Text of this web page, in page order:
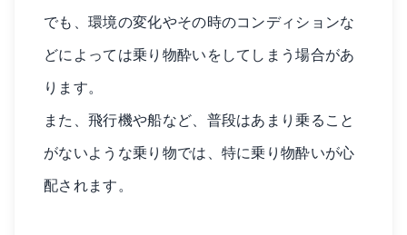
でも、環境の変化やその時のコンディションな
どによっては乗り物酔いをしてしまう場合があ
ります。
また、飛行機や船など、普段はあまり乗ること
がないような乗り物では、特に乗り物酔いが心
配されます。